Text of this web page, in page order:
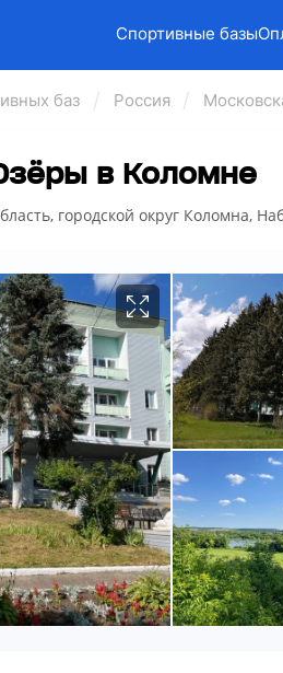
Спортивные базы
баз Россия
в Коломне
городской округ Коломна,